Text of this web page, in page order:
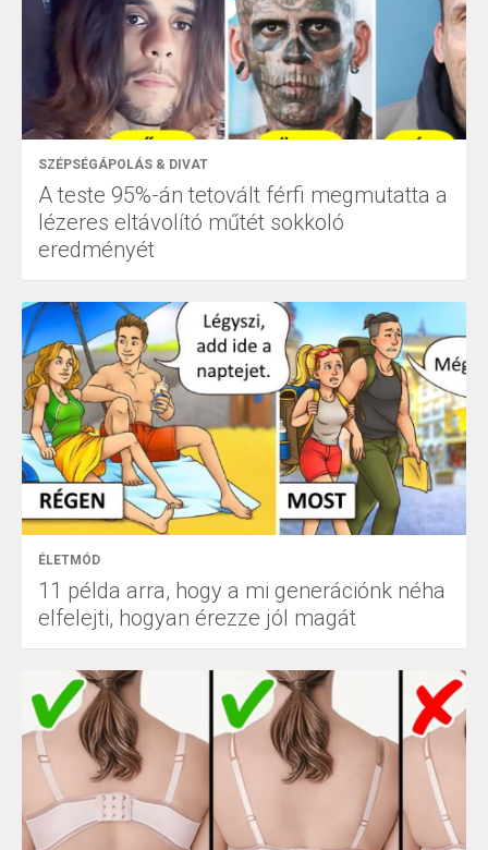
SZÉPSÉGÁPOLÁS & DIVAT
A teste 95%-án tetovált férfi megmutatta a
lézeres eltávolító műtét sokkoló
eredményét
ÉLETMÓD
11 példa arra, hogy a mi generációnk néha
elfelejti, hogyan érezze jól magát